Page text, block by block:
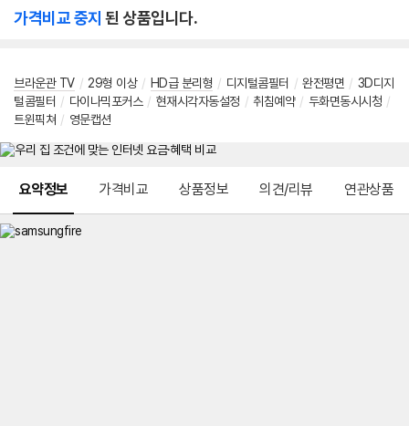
가격비교 중지 된 상품입니다.
브라운관 TV / 29형 이상 / HD급 분리형 / 디지털콤필터 / 완전평면 / 3D디지
털콤필터 / 다이나믹포커스 / 현재시각자동설정 / 취침예약 / 두화면동시시청 /
트윈픽쳐 / 영문캡션
요약정보 가격비교 상품정보 의견/리뷰 연관상품